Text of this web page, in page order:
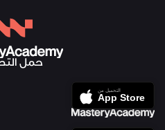
حمل